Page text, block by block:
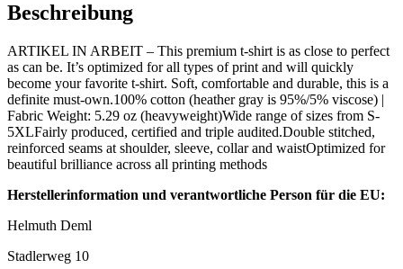
Beschreibung
ARTIKEL IN ARBEIT – This premium t-shirt is as close to perfect
as can be. It’s optimized for all types of print and will quickly
become your favorite t-shirt. Soft, comfortable and durable, this is a
definite must-own.100% cotton (heather gray is 95%/5% viscose) |
Fabric Weight: 5.29 oz (heavyweight)Wide range of sizes from S-
5XLFairly produced, certified and triple audited.Double stitched,
reinforced seams at shoulder, sleeve, collar and waistOptimized for
beautiful brilliance across all printing methods
Herstellerinformation und verantwortliche Person für die EU:
Helmuth Deml
Stadlerweg 10